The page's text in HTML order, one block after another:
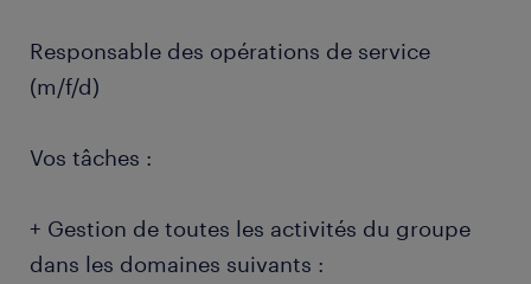
Responsable des opérations de service
(m/f/d)
Vos tâches :
+ Gestion de toutes les activités du groupe
dans les domaines suivants :